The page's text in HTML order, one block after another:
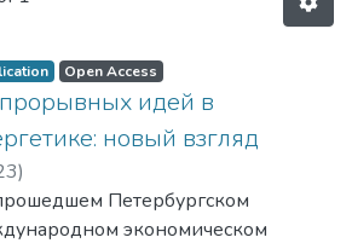
Open Access
идей в
новый взгляд
)
Петербургском
экономическом